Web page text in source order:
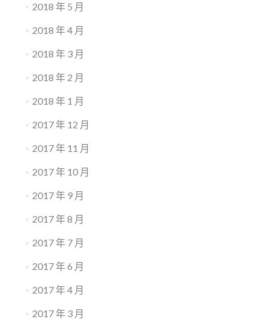
2018 年 5 月
2018 年 4 月
2018 年 3 月
2018 年 2 月
2018 年 1 月
2017 年 12 月
2017 年 11 月
2017 年 10 月
2017 年 9 月
2017 年 8 月
2017 年 7 月
2017 年 6 月
2017 年 4 月
2017 年 3 月